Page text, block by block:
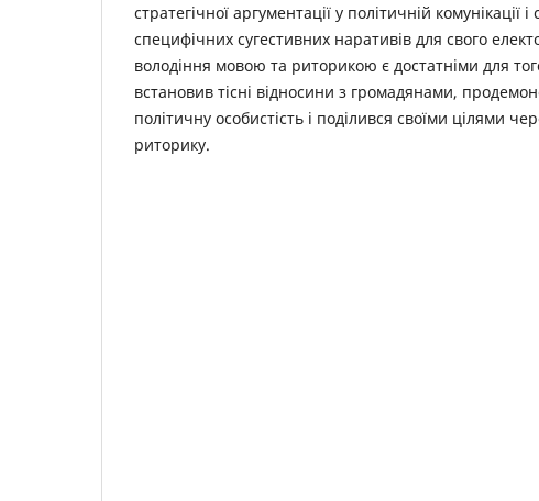
стратегічної аргументації у політичній комунікації
специфічних сугестивних наративів для свого
володіння мовою та риторикою є достатніми для
встановив тісні відносини з громадянами,
політичну особистість і поділився своїми цілями
риторику.